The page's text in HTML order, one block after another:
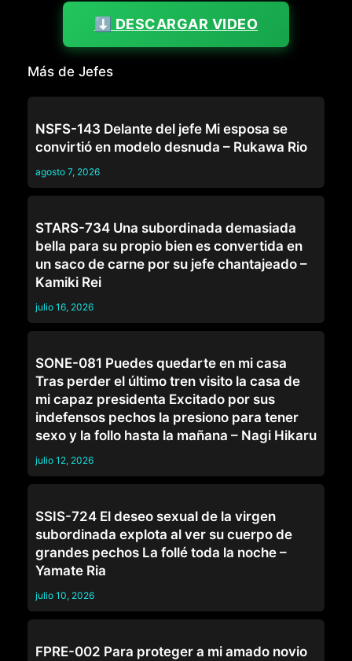
⬇️ DESCARGAR VIDEO
Más de Jefes
NSFS-143 Delante del jefe Mi esposa se
convirtió en modelo desnuda – Rukawa Rio
agosto 7, 2026
STARS-734 Una subordinada demasiada
bella para su propio bien es convertida en
un saco de carne por su jefe chantajeado –
Kamiki Rei
julio 16, 2026
SONE-081 Puedes quedarte en mi casa
Tras perder el último tren visito la casa de
mi capaz presidenta Excitado por sus
indefensos pechos la presiono para tener
sexo y la follo hasta la mañana – Nagi Hikaru
julio 12, 2026
SSIS-724 El deseo sexual de la virgen
subordinada explota al ver su cuerpo de
grandes pechos La follé toda la noche –
Yamate Ria
julio 10, 2026
FPRE-002 Para proteger a mi amado novio